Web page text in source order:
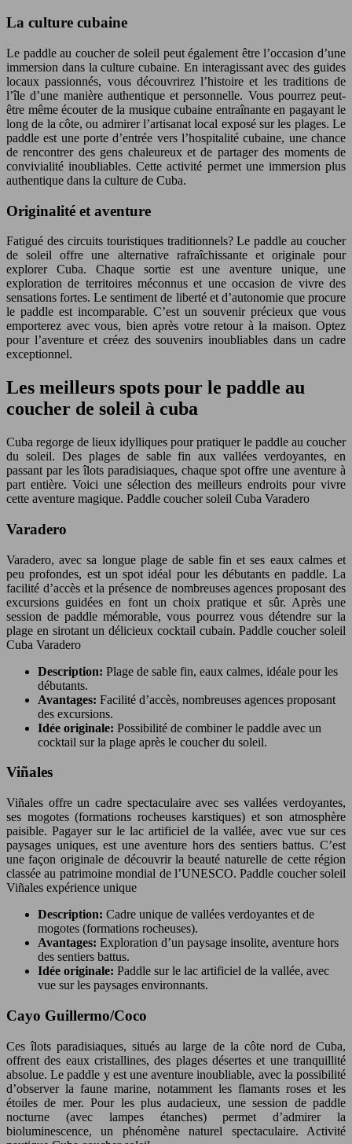
La culture cubaine
Le paddle au coucher de soleil peut également être l’occasion d’une
immersion dans la culture cubaine. En interagissant avec des guides
locaux passionnés, vous découvrirez l’histoire et les traditions de
l’île d’une manière authentique et personnelle. Vous pourrez peut-
être même écouter de la musique cubaine entraînante en pagayant le
long de la côte, ou admirer l’artisanat local exposé sur les plages. Le
paddle est une porte d’entrée vers l’hospitalité cubaine, une chance
de rencontrer des gens chaleureux et de partager des moments de
convivialité inoubliables. Cette activité permet une immersion plus
authentique dans la culture de Cuba.
Originalité et aventure
Fatigué des circuits touristiques traditionnels? Le paddle au coucher
de soleil offre une alternative rafraîchissante et originale pour
explorer Cuba. Chaque sortie est une aventure unique, une
exploration de territoires méconnus et une occasion de vivre des
sensations fortes. Le sentiment de liberté et d’autonomie que procure
le paddle est incomparable. C’est un souvenir précieux que vous
emporterez avec vous, bien après votre retour à la maison. Optez
pour l’aventure et créez des souvenirs inoubliables dans un cadre
exceptionnel.
Les meilleurs spots pour le paddle au
coucher de soleil à cuba
Cuba regorge de lieux idylliques pour pratiquer le paddle au coucher
du soleil. Des plages de sable fin aux vallées verdoyantes, en
passant par les îlots paradisiaques, chaque spot offre une aventure à
part entière. Voici une sélection des meilleurs endroits pour vivre
cette aventure magique. Paddle coucher soleil Cuba Varadero
Varadero
Varadero, avec sa longue plage de sable fin et ses eaux calmes et
peu profondes, est un spot idéal pour les débutants en paddle. La
facilité d’accès et la présence de nombreuses agences proposant des
excursions guidées en font un choix pratique et sûr. Après une
session de paddle mémorable, vous pourrez vous détendre sur la
plage en sirotant un délicieux cocktail cubain. Paddle coucher soleil
Cuba Varadero
Description: Plage de sable fin, eaux calmes, idéale pour les
débutants.
Avantages: Facilité d’accès, nombreuses agences proposant
des excursions.
Idée originale: Possibilité de combiner le paddle avec un
cocktail sur la plage après le coucher du soleil.
Viñales
Viñales offre un cadre spectaculaire avec ses vallées verdoyantes,
ses mogotes (formations rocheuses karstiques) et son atmosphère
paisible. Pagayer sur le lac artificiel de la vallée, avec vue sur ces
paysages uniques, est une aventure hors des sentiers battus. C’est
une façon originale de découvrir la beauté naturelle de cette région
classée au patrimoine mondial de l’UNESCO. Paddle coucher soleil
Viñales expérience unique
Description: Cadre unique de vallées verdoyantes et de
mogotes (formations rocheuses).
Avantages: Exploration d’un paysage insolite, aventure hors
des sentiers battus.
Idée originale: Paddle sur le lac artificiel de la vallée, avec
vue sur les paysages environnants.
Cayo Guillermo/Coco
Ces îlots paradisiaques, situés au large de la côte nord de Cuba,
offrent des eaux cristallines, des plages désertes et une tranquillité
absolue. Le paddle y est une aventure inoubliable, avec la possibilité
d’observer la faune marine, notamment les flamants roses et les
étoiles de mer. Pour les plus audacieux, une session de paddle
nocturne (avec lampes étanches) permet d’admirer la
bioluminescence, un phénomène naturel spectaculaire. Activité